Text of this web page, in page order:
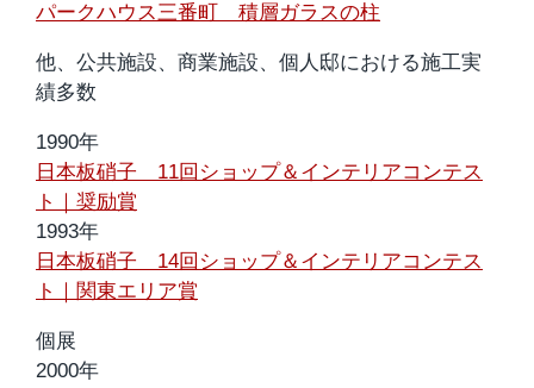
パークハウス三番町 積層ガラスの柱
他、公共施設、商業施設、個人邸における施工実
績多数
1990年
日本板硝子 11回ショップ＆インテリアコンテス
ト｜奨励賞
1993年
日本板硝子 14回ショップ＆インテリアコンテス
ト｜関東エリア賞
個展
2000年